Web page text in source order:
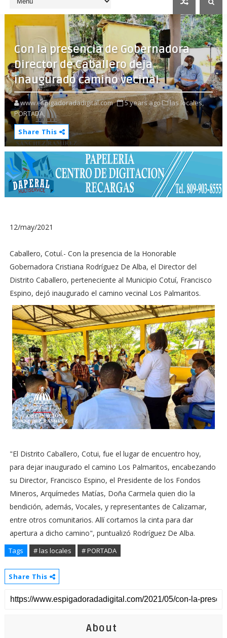
Con la presencia de Gobernadora
Director de Caballero deja
inaugurado camino vecinal
www.espigadoradadigital.com 5 years ago
las locales,
PORTADA,
Share This
12/may/2021
Caballero, Cotuí.- Con la presencia de la Honorable
Gobernadora Cristiana Rodríguez De Alba, el Director del
Distrito Caballero, perteneciente al Municipio Cotuí, Francisco
Espino, dejó inaugurado el camino vecinal Los Palmaritos.
"El Distrito Caballero, Cotui, fue el lugar de encuentro hoy,
para dejar inaugurado el camino Los Palmaritos, encabezando
su Director, Francisco Espino, el Presidente de los Fondos
Mineros, Arquímedes Matías, Doña Carmela quien dio la
bendición, además, Vocales, y representantes de Calizamar,
entre otros comunitarios. Allí cortamos la cinta para dar
apertura a dicho camino", puntualizó Rodríguez De Alba.
Tags # las locales # PORTADA
Share This
About